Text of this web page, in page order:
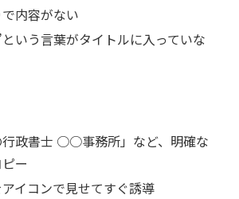
内容がない
いう言葉がタイトルに入っていな
政書士 ○○事務所」など、明確な
ー
イコンで見せてすぐ誘導